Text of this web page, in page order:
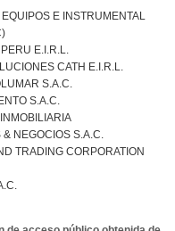
E INSTRUMENTAL
E.I.R.L.
CATH E.I.R.L.
S.A.C.
S.A.C.
NEGOCIOS S.A.C.
TRADING CORPORATION